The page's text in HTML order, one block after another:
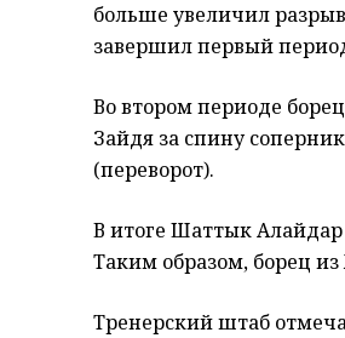
больше увеличил
завершил первый
Во втором периоде
Зайдя за спину
(переворот).
В итоге Шаттык
Таким образом, борец из
Тренерский штаб